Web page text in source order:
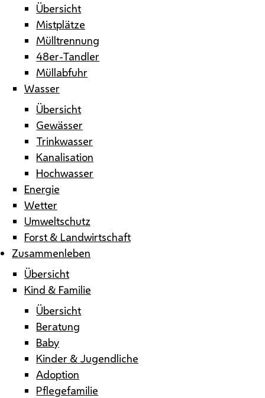
Übersicht
Mistplätze
Mülltrennung
48er-Tandler
Müllabfuhr
Wasser
Übersicht
Gewässer
Trinkwasser
Kanalisation
Hochwasser
Energie
Wetter
Umweltschutz
Forst & Landwirtschaft
Zusammenleben
Übersicht
Kind & Familie
Übersicht
Beratung
Baby
Kinder & Jugendliche
Adoption
Pflegefamilie